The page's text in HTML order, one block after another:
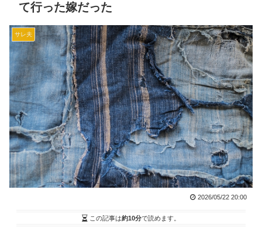
て行った嫁だった
サレ夫
2026/05/22 20:00
この記事は約10分で読めます。